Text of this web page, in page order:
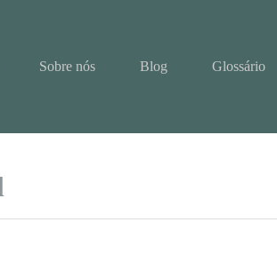
Sobre nós Blog Glossário